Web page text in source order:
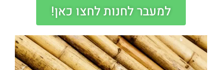
למעבר לחנות לחצו כאן!